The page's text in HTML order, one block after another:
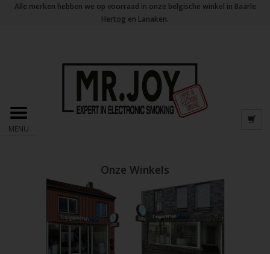
Alle merken hebben we op voorraad in onze belgische winkel in Baarle
Hertog en Lanaken.
MENU
Onze Winkels